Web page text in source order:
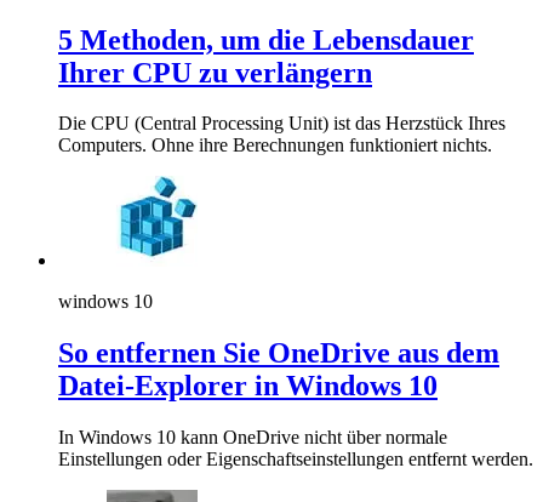
5 Methoden, um die Lebensdauer
Ihrer CPU zu verlängern
Die CPU (Central Processing Unit) ist das Herzstück Ihres
Computers. Ohne ihre Berechnungen funktioniert nichts.
windows 10
So entfernen Sie OneDrive aus dem
Datei-Explorer in Windows 10
In Windows 10 kann OneDrive nicht über normale
Einstellungen oder Eigenschaftseinstellungen entfernt werden.